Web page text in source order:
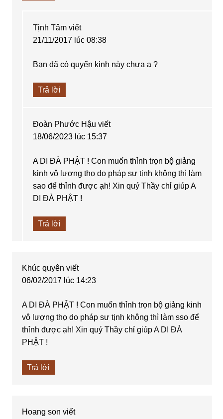
Tịnh Tâm viết
21/11/2017 lúc 08:38
Bạn đã có quyển kinh này chưa ạ ?
Trả lời
Đoàn Phước Hậu viết
18/06/2023 lúc 15:37
A DI ĐÀ PHẬT ! Con muốn thỉnh trọn bộ giảng
kinh vô lượng thọ do pháp sư tịnh không thì làm
sao để thỉnh được ạh! Xin quý Thầy chỉ giúp A
DI ĐÀ PHẬT !
Trả lời
Khúc quyên viết
06/02/2017 lúc 14:23
A DI ĐÀ PHẬT ! Con muốn thỉnh trọn bộ giảng kinh
vô lượng thọ do pháp sư tịnh không thì làm sso để
thỉnh được ạh! Xin quý Thầy chỉ giúp A DI ĐÀ
PHẬT !
Trả lời
Hoang son viết